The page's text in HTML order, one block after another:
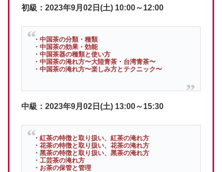
初級：2023年9月02日(土) 10:00～12:00
・中国茶の分類・種類
・中国茶の効果・効能
・中国茶器の種類と使い方
・中国茶の淹れ方〜大陸⻘茶・台湾⻘茶〜
・中国茶の淹れ方〜楽しみ方とテクニック〜
中級：2023年9月02日(土) 13:00～15:30
・紅茶の特徴と取り扱い、紅茶の淹れ方
・花茶の特徴と取り扱い、花茶の淹れ方
・⿊茶の特徴と取り扱い、⿊茶の淹れ方
・工芸茶の淹れ方
・お茶の保管と管理